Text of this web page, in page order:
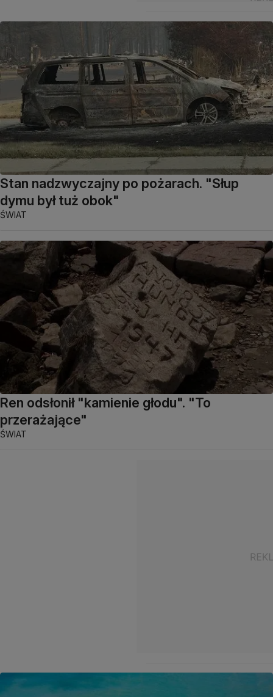
Stan nadzwyczajny po pożarach. "Słup
dymu był tuż obok"
ŚWIAT
Ren odsłonił "kamienie głodu". "To
przerażające"
ŚWIAT